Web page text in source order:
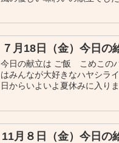
７月18日（金）今日の
今日の献立は ご飯 こめこの
はみんなが大好きなハヤシラ
日からいよいよ夏休みに入り
11月８日（金）今日の